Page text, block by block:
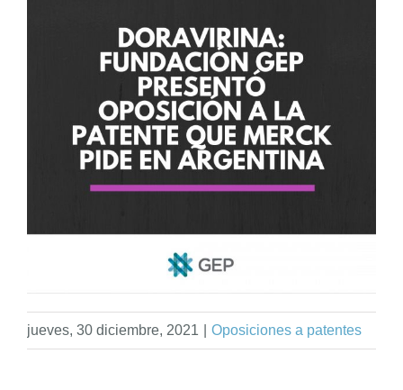
jueves, 30 diciembre, 2021 Oposiciones a patentes